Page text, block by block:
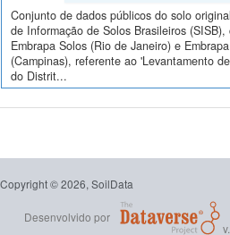
Conjunto de dados públicos do solo
de Informação de Solos Brasileiros
Embrapa Solos (Rio de Janeiro) e
(Campinas), referente ao 'Levantamento
do Distrit...
Copyright © 2026, SoilData
Desenvolvido por